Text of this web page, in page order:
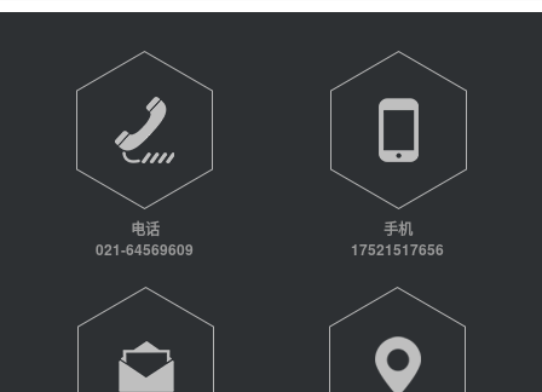
电话
021-64569609
手机
17521517656